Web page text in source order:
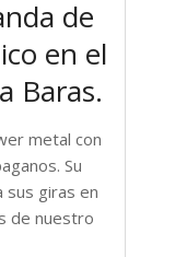
de
en el
Baras.
metal con
Su
sus giras en
de nuestro